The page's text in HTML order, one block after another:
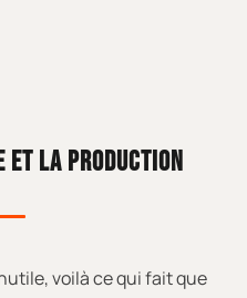
ET LA PRODUCTION
voilà ce qui fait que